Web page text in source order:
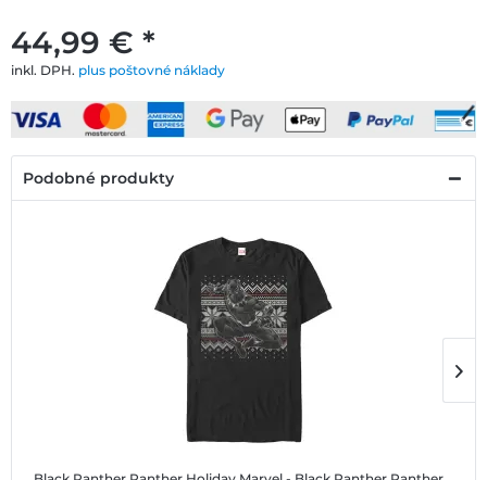
44,99 € *
inkl. DPH. plus poštovné náklady
Podobné produkty